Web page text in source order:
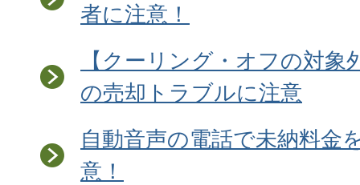
者に注意！
【クーリング・オフの対象
の売却トラブルに注意
自動音声の電話で未納料金
意！